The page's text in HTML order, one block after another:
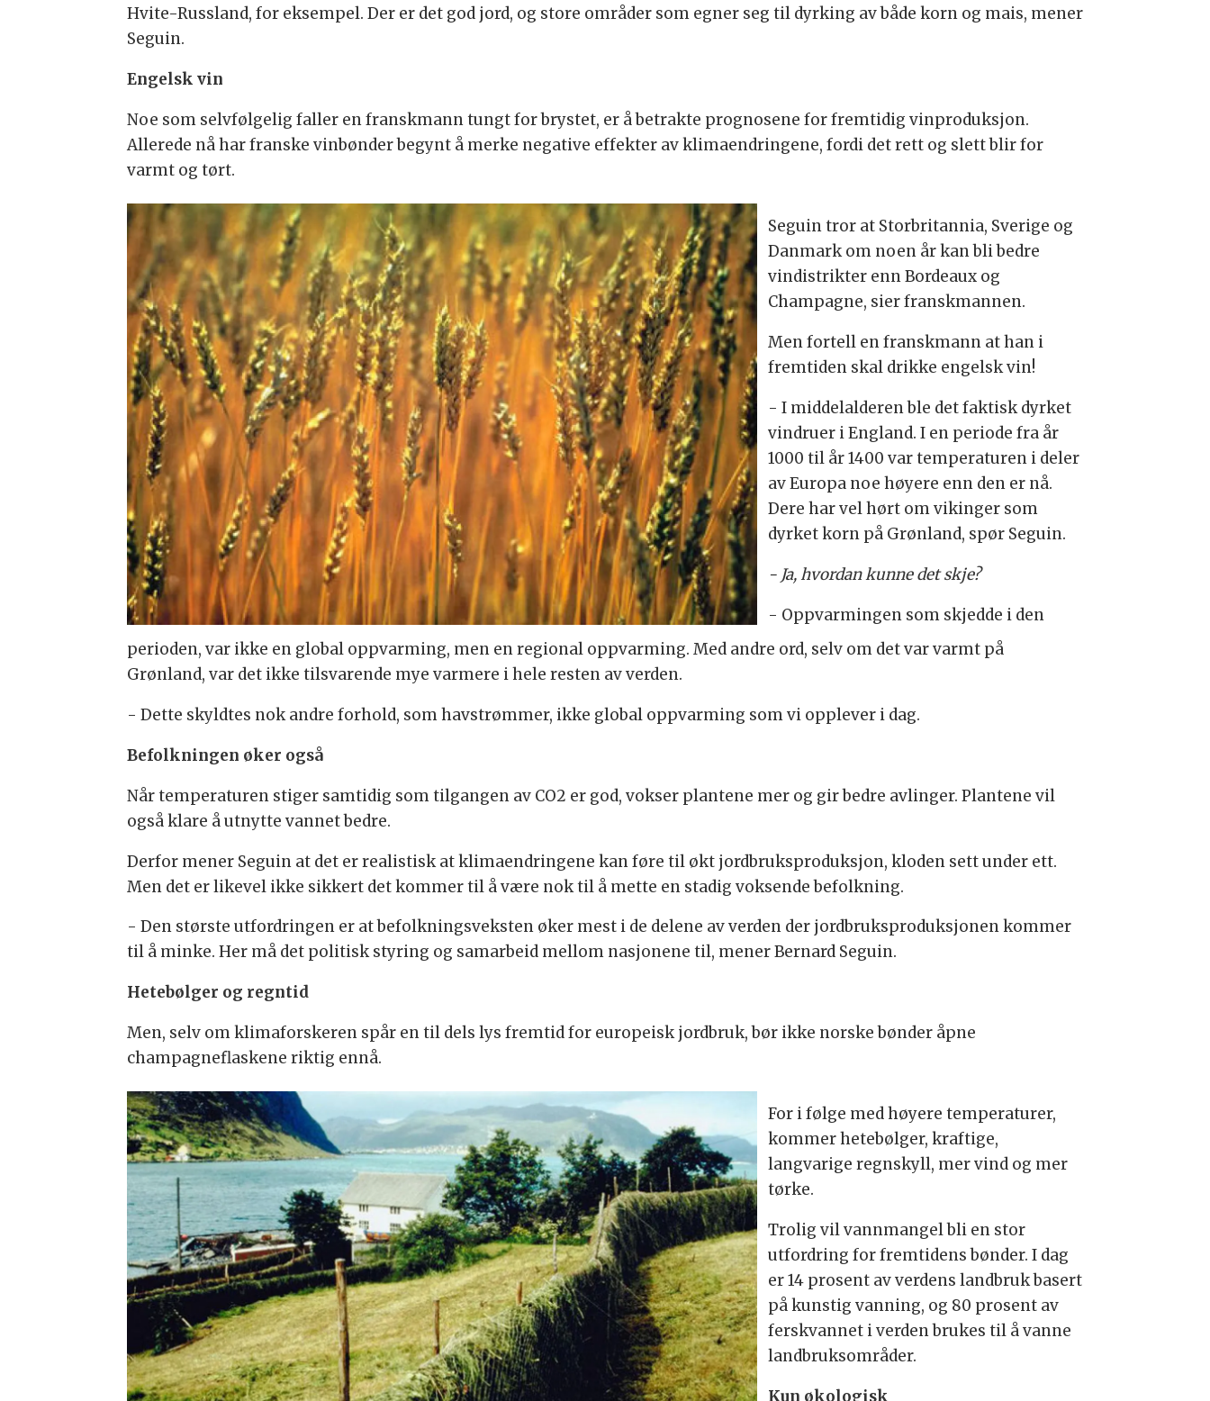
Hvite-Russland, for eksempel. Der er det god jord, og store områder som egner seg til dyrking av både korn og mais, mener
Seguin.
Engelsk vin
Noe som selvfølgelig faller en franskmann tungt for brystet, er å betrakte prognosene for fremtidig vinproduksjon.
Allerede nå har franske vinbønder begynt å merke negative effekter av klimaendringene, fordi det rett og slett blir for
varmt og tørt.
Seguin tror at Storbritannia, Sverige og
Danmark om noen år kan bli bedre
vindistrikter enn Bordeaux og
Champagne, sier franskmannen.
Men fortell en franskmann at han i
fremtiden skal drikke engelsk vin!
- I middelalderen ble det faktisk dyrket
vindruer i England. I en periode fra år
1000 til år 1400 var temperaturen i deler
av Europa noe høyere enn den er nå.
Dere har vel hørt om vikinger som
dyrket korn på Grønland, spør Seguin.
- Ja, hvordan kunne det skje?
- Oppvarmingen som skjedde i den
perioden, var ikke en global oppvarming, men en regional oppvarming. Med andre ord, selv om det var varmt på
Grønland, var det ikke tilsvarende mye varmere i hele resten av verden.
- Dette skyldtes nok andre forhold, som havstrømmer, ikke global oppvarming som vi opplever i dag.
Befolkningen øker også
Når temperaturen stiger samtidig som tilgangen av CO2 er god, vokser plantene mer og gir bedre avlinger. Plantene vil
også klare å utnytte vannet bedre.
Derfor mener Seguin at det er realistisk at klimaendringene kan føre til økt jordbruksproduksjon, kloden sett under ett.
Men det er likevel ikke sikkert det kommer til å være nok til å mette en stadig voksende befolkning.
- Den største utfordringen er at befolkningsveksten øker mest i de delene av verden der jordbruksproduksjonen kommer
til å minke. Her må det politisk styring og samarbeid mellom nasjonene til, mener Bernard Seguin.
Hetebølger og regntid
Men, selv om klimaforskeren spår en til dels lys fremtid for europeisk jordbruk, bør ikke norske bønder åpne
champagneflaskene riktig ennå.
For i følge med høyere temperaturer,
kommer hetebølger, kraftige,
langvarige regnskyll, mer vind og mer
tørke.
Trolig vil vannmangel bli en stor
utfordring for fremtidens bønder. I dag
er 14 prosent av verdens landbruk basert
på kunstig vanning, og 80 prosent av
ferskvannet i verden brukes til å vanne
landbruksområder.
Kun økologisk